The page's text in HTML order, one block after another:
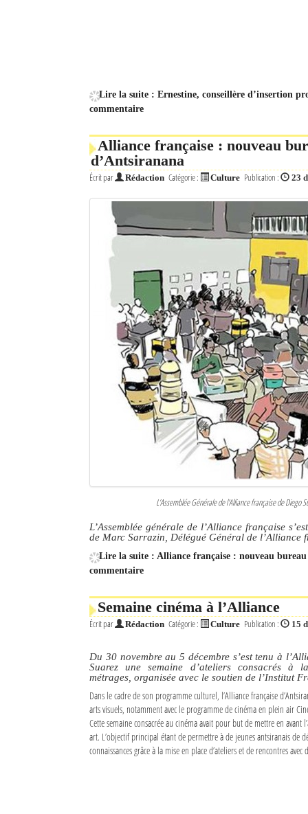
Connexion
Mot de passe oublié ?
Lire la suite : Ernestine, conseillère d’insertion
commentaire
Alliance française : nouveau
d’Antsiranana
Écrit par Rédaction Catégorie : Culture Publication : 23
L’Assemblée Générale de l'Alliance française de Diego
L’Assemblée générale de l’Alliance française
de Marc Sarrazin, Délégué Général de
Lire la suite : Alliance française : nouveau
commentaire
Semaine cinéma à l’Alliance
Écrit par Rédaction Catégorie : Culture Publication : 15
Du 30 novembre au 5 décembre s’est tenu à
Suarez une semaine d’ateliers consacrés à
métrages, organisée avec le soutien de l’Institut
Dans le cadre de son programme culturel, l’Alliance française
arts visuels, notamment avec le programme de cinéma en plein air
Cette semaine consacrée au cinéma avait pour but de mettre en avant
art. L’objectif principal étant de permettre à de jeunes antsiranais de
connaissances grâce à la mise en place d’ateliers et de rencontres avec